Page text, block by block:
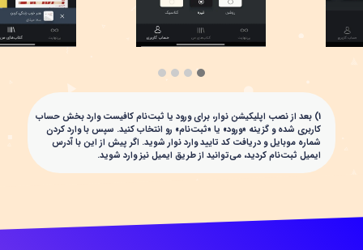
1) بعد از نصب اپلیکیشن نوار، برای ورود یا ثبت‌نام کافیست وارد بخش حساب
کاربری شده و گزینه «ورود» یا «ثبت‌نام» رو انتخاب کنید. سپس با وارد کردن
شماره موبایل و دریافت کد تایید وارد نوار شوید. اگر پیش از این با آدرس
ایمیل ثبت‌نام کردید، می‌توانید از طریق ایمیل نیز وارد شوید.